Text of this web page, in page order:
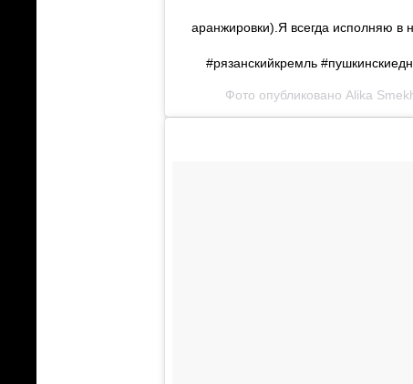
аранжировки).Я всегда исполняю в
#рязанскийкремль
Фото опубликовано Alika